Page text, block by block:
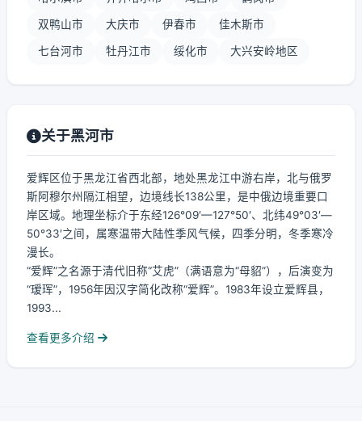
双鸭山市 大庆市 伊春市 佳木斯市
七台河市 牡丹江市 绥化市 大兴安岭地区
关于黑河市
爱辉区位于黑龙江省西北部，地处黑龙江中游右岸，北与俄罗
斯阿穆尔州隔江相望，边境线长138公里，是中俄边境重要口
岸区域。地理坐标介于东经126°09′—127°50′、北纬49°03′—
50°33′之间，属寒温带大陆性季风气候，四季分明，冬季寒冷
漫长。
“爱辉”之名源于清代旧称“艾虎”（满语意为“母貂”），后演变为
“瑷珲”，1956年因汉字简化改称“爱辉”。1983年设立爱辉县，
1993...
查看更多介绍